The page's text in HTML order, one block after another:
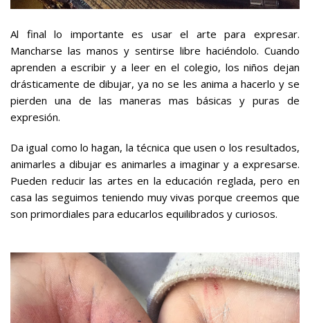
Al final lo importante es usar el arte para expresar.
Mancharse las manos y sentirse libre haciéndolo. Cuando
aprenden a escribir y a leer en el colegio, los niños dejan
drásticamente de dibujar, ya no se les anima a hacerlo y se
pierden una de las maneras mas básicas y puras de
expresión.
Da igual como lo hagan, la técnica que usen o los resultados,
animarles a dibujar es animarles a imaginar y a expresarse.
Pueden reducir las artes en la educación reglada, pero en
casa las seguimos teniendo muy vivas porque creemos que
son primordiales para educarlos equilibrados y curiosos.